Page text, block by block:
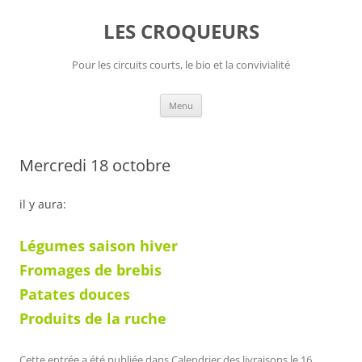
LES CROQUEURS
Pour les circuits courts, le bio et la convivialité
Menu
Mercredi 18 octobre
il y aura:
Légumes saison hiver
Fromages de brebis
Patates douces
Produits de la ruche